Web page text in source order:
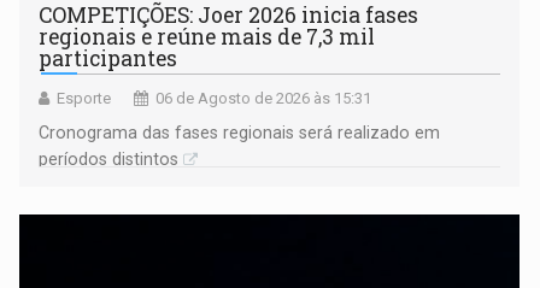
COMPETIÇÕES: Joer 2026 inicia fases
regionais e reúne mais de 7,3 mil
participantes
Esporte 06 de Agosto de 2026 às 15:31
Cronograma das fases regionais será realizado em
períodos distintos